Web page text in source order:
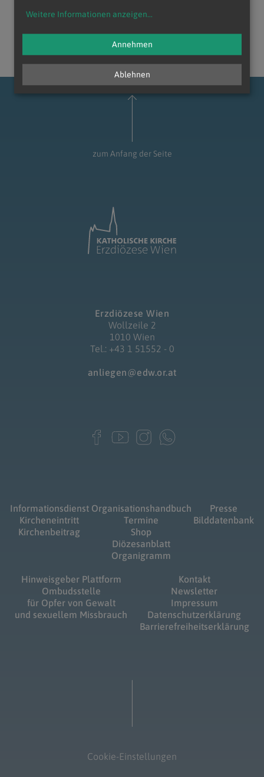
zum Anfang der Seite
Erzdiözese Wien
Wollzeile 2
1010 Wien
Tel.: +43 1 51552 - 0
anliegen@edw.or.at
Informationsdienst
Kircheneintritt
Kirchenbeitrag
Organisationshandbuch
Termine
Shop
Diözesanblatt
Organigramm
Presse
Bilddatenbank
Hinweisgeber Plattform
Ombudsstelle
für Opfer von Gewalt
und sexuellem Missbrauch
Kontakt
Newsletter
Impressum
Datenschutzerklärung
Barrierefreiheitserklärung
Cookie-Einstellungen
Weitere Informationen anzeigen...
Ablehnen
Annehmen